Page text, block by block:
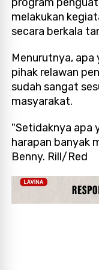
melakukan
secara berkala
Menurutnya, apa
pihak relawan
sudah sangat
masyarakat.
"Setidaknya apa
harapan banyak
Benny. Rill/Red